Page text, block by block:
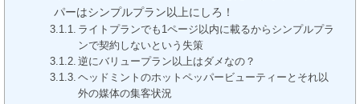
パーはシンプルプラン以上にしろ！
ライトプランでも1ページ以内に載るからシンプルプラ
ンで契約しないという失策
逆にバリュープラン以上はダメなの？
ヘッドミントのホットペッパービューティーとそれ以
外の媒体の集客状況